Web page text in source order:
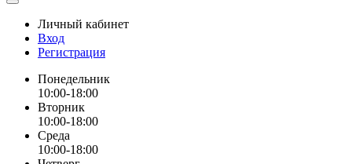
Личный кабинет
Вход
Регистрация
Понедельник
10:00-18:00
Вторник
10:00-18:00
Среда
10:00-18:00